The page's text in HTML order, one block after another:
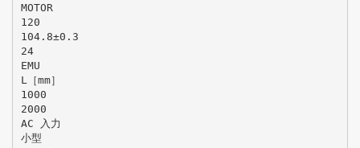
MOTOR
120
104.8±0.3
24
EMU
L［mm］
1000
2000
AC 入力
小型